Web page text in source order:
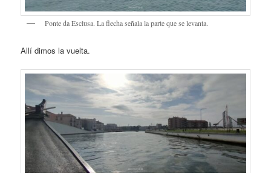
Ponte da Esclusa. La flecha señala la parte que se levanta.
Allí dimos la vuelta.